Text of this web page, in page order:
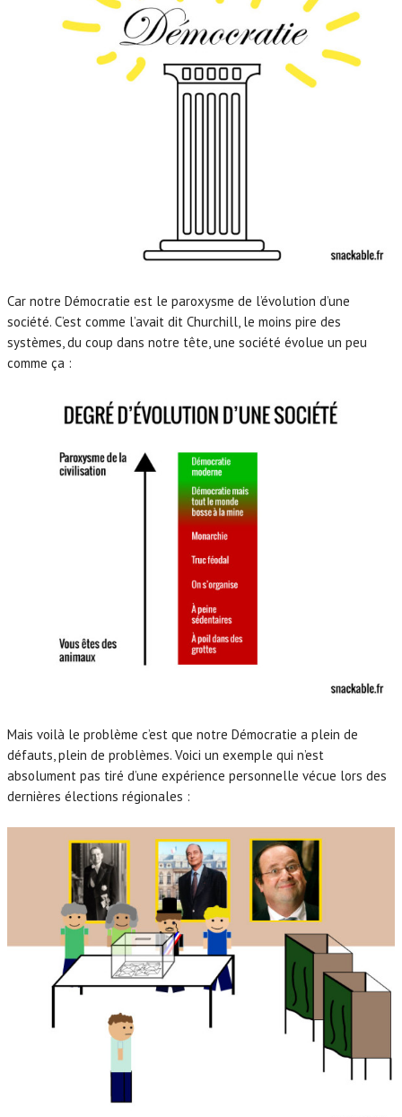
Car notre Démocratie est le paroxysme de l’évolution d’une
société. C’est comme l’avait dit Churchill, le moins pire des
systèmes, du coup dans notre tête, une société évolue un peu
comme ça :
Mais voilà le problème c’est que notre Démocratie a plein de
défauts, plein de problèmes. Voici un exemple qui n’est
absolument pas tiré d’une expérience personnelle vécue lors des
dernières élections régionales :